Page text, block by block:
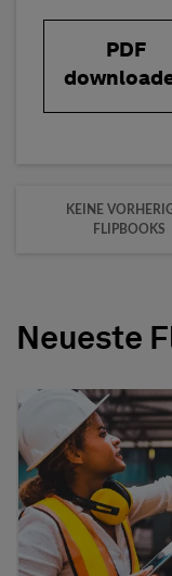
PDF
KEINE
FLIPBOOKS
Neueste